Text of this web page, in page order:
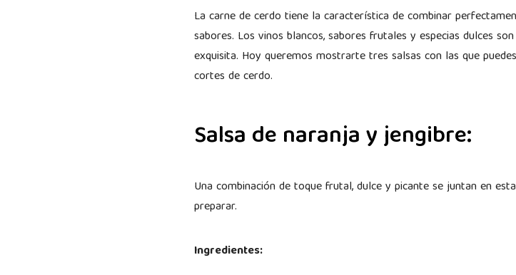
La carne de cerdo tiene la característica de combinar
sabores. Los vinos blancos, sabores frutales y especias dulces
exquisita. Hoy queremos mostrarte tres salsas con las que
cortes de cerdo.
Salsa de naranja y jengibre:
Una combinación de toque frutal, dulce y picante se juntan en
preparar.
Ingredientes: